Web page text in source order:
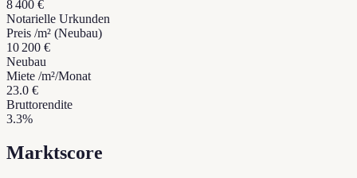
8 400 €
Notarielle Urkunden
Preis /m² (Neubau)
10 200 €
Neubau
Miete /m²/Monat
23.0 €
Bruttorendite
3.3%
Marktscore